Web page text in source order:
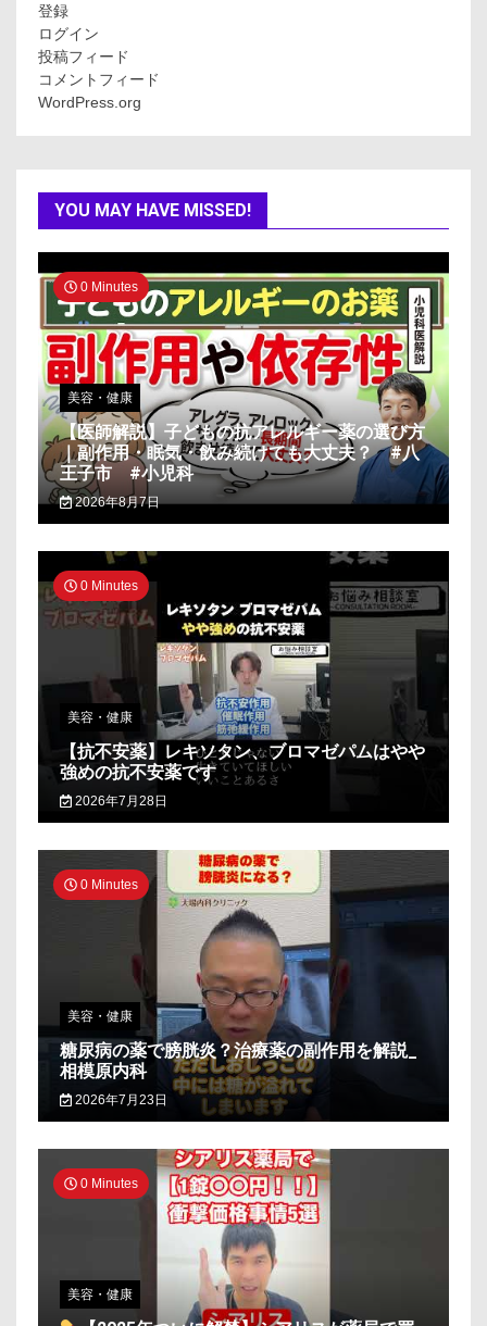
登録
ログイン
投稿フィード
コメントフィード
WordPress.org
YOU MAY HAVE MISSED!
0 Minutes
美容・健康
【医師解説】子どもの抗アレルギー薬の選び方
｜副作用・眠気・飲み続けても大丈夫？ #八
王子市 #小児科
2026年8月7日
0 Minutes
美容・健康
【抗不安薬】レキソタン、ブロマゼパムはやや
強めの抗不安薬です
2026年7月28日
0 Minutes
美容・健康
糖尿病の薬で膀胱炎？治療薬の副作用を解説_
相模原内科
2026年7月23日
0 Minutes
美容・健康